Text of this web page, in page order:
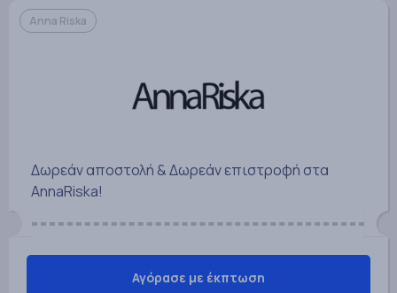
Anna Riska
Δωρεάν αποστολή & Δωρεάν επιστροφή στα
AnnaRiska!
Αγόρασε με έκπτωση